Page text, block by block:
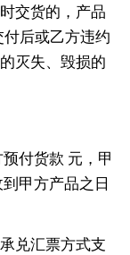
交货的，产品
后或乙方违约
灭失、毁损的
付货款 元，甲
甲方产品之日
兑汇票方式支